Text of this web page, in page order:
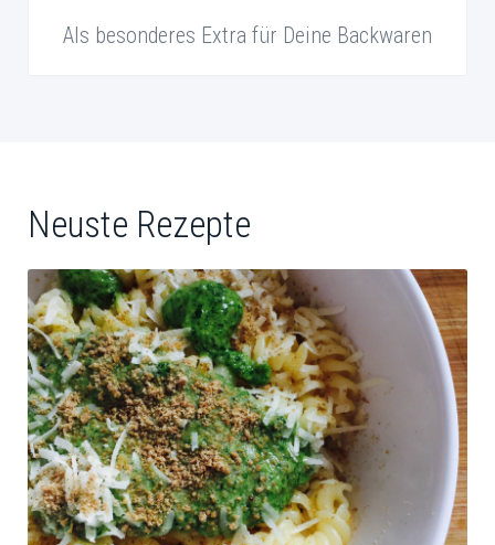
Als besonderes Extra für Deine Backwaren
Neuste Rezepte